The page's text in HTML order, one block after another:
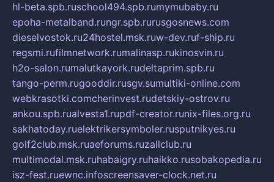
hl-beta.spb.ruschool494.spb.rumymubaby.ru
epoha-metalband.rungr.spb.rurusgosnews.com
dieselvostok.ru24hostel.msk.ruw-dev.ruf-ship.ru
regsmi.rufilmnetwork.rumalinasp.rukinosvin.ru
h2o-salon.rumalutkayork.rudeltaprim.spb.ru
tango-perm.rugooddir.rusgv.sumultiki-online.com
webkrasotki.comcherinvest.rudetskiy-ostrov.ru
ankou.spb.rualvesta1.rupdf-creator.runix-files.org.ru
sakhatoday.ruelektrikersymboler.rusputnikyes.ru
golf2club.msk.ruaeforums.ruzallclub.ru
multimodal.msk.ruhabaigry.ruhaikko.rusobakopedia.ru
isz-fest.ruewnc.infoscreensaver-clock.net.ru